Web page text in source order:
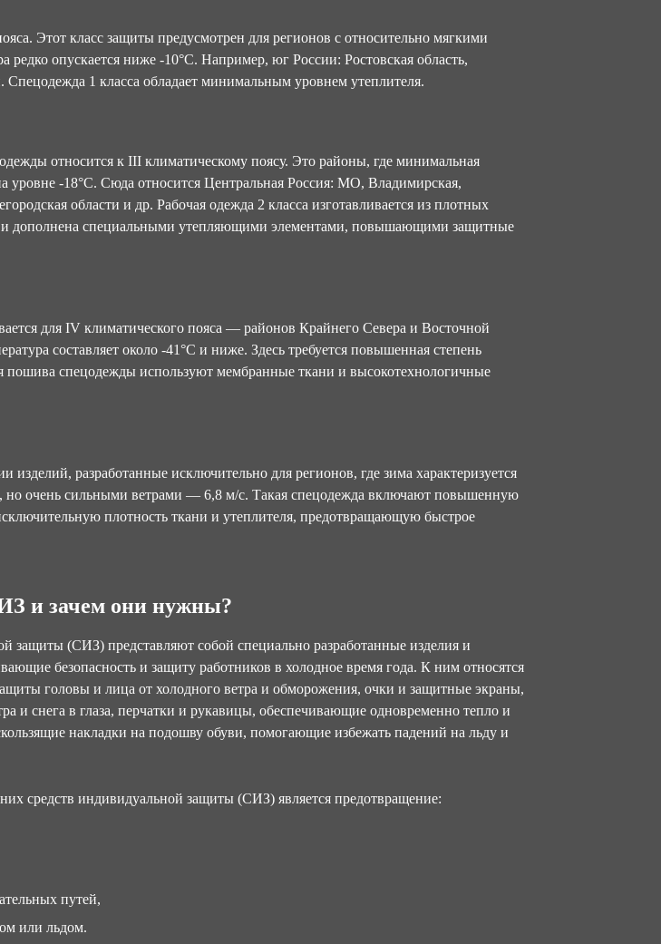
Этот класс защиты предусмотрен для регионов с относительно мягкими
редко опускается ниже -10°С. Например, юг России: Ростовская область,
1 класса обладает минимальным уровнем утеплителя.
относится к III климатическому поясу. Это районы, где минимальная
уровне -18°С. Сюда относится Центральная Россия: МО, Владимирская,
области и др. Рабочая одежда 2 класса изготавливается из плотных
и дополнена специальными утепляющими элементами, повышающими защитные
для IV климатического пояса — районов Крайнего Севера и Восточной
составляет около -41°С и ниже. Здесь требуется повышенная степень
пошива спецодежды используют мембранные ткани и высокотехнологичные
изделий, разработанные исключительно для регионов, где зима характеризуется
но очень сильными ветрами — 6,8 м/с. Такая спецодежда включают повышенную
плотность ткани и утеплителя, предотвращающую быстрое
и зачем они нужны?
защиты (СИЗ) представляют собой специально разработанные изделия и
безопасность и защиту работников в холодное время года. К ним относятся
головы и лица от холодного ветра и обморожения, очки и защитные экраны,
и снега в глаза, перчатки и рукавицы, обеспечивающие одновременно тепло и
накладки на подошву обуви, помогающие избежать падений на льду и
средств индивидуальной защиты (СИЗ) является предотвращение:
путей,
или льдом.